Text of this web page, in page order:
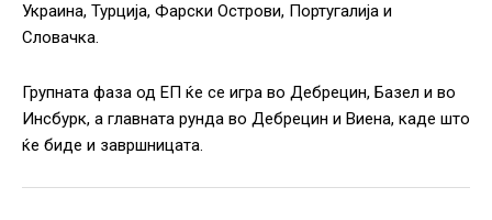
Украина, Турција, Фарски Острови, Португалија и
Словачка.
Групната фаза од ЕП ќе се игра во Дебрецин, Базел и во
Инсбурк, а главната рунда во Дебрецин и Виена, каде што
ќе биде и завршницата.